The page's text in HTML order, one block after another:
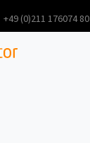
+49 (0)211 176074 80